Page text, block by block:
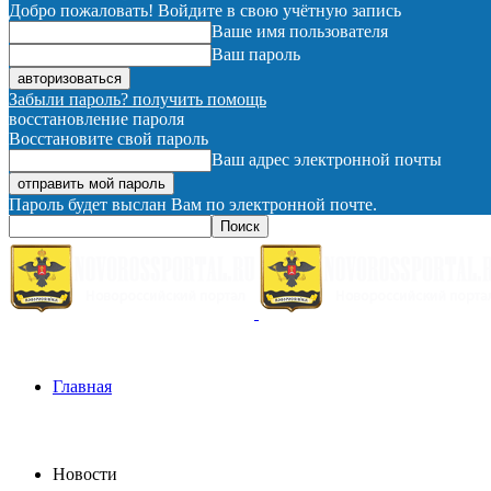
Добро пожаловать! Войдите в свою учётную запись
Ваше имя пользователя
Ваш пароль
Забыли пароль? получить помощь
восстановление пароля
Восстановите свой пароль
Ваш адрес электронной почты
Пароль будет выслан Вам по электронной почте.
Главная
Новости